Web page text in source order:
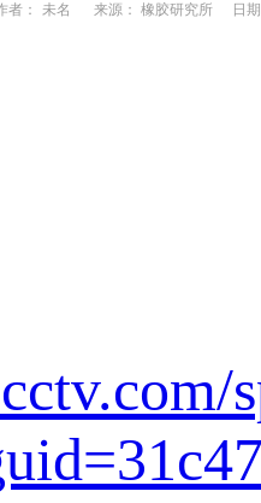
： 未名 来源： 橡胶研究所 日期